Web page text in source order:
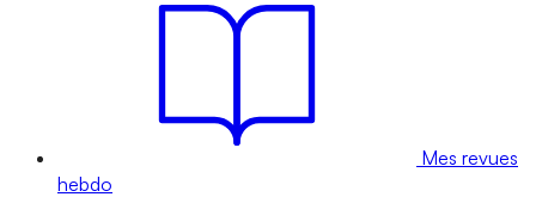
Mes revues
hebdo